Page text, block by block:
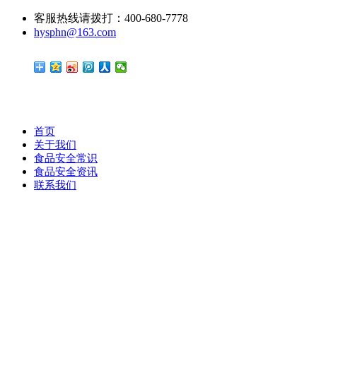
客服热线请拨打：400-680-7778
hysphn@163.com
首页
关于我们
食品安全常识
食品安全资讯
联系我们